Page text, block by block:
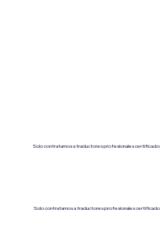
Solo contratamos a traductores profesionales
Solo contratamos a traductores profesionales